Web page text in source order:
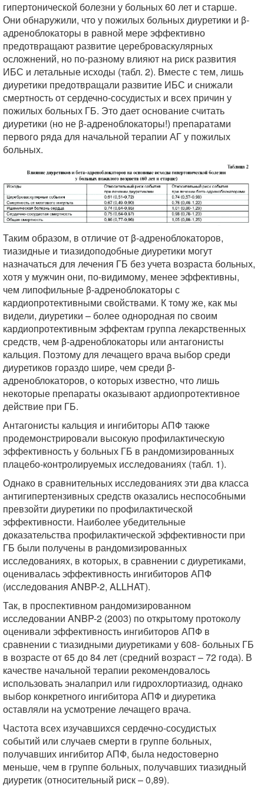
гипертонической болезни у больных 60 лет и старше.
Они обнаружили, что у пожилых больных диуретики и β-
адреноблокаторы в равной мере эффективно
предотвращают развитие цереброваскулярных
осложнений, но по-разному влияют на риск развития
ИБС и летальные исходы (табл. 2). Вместе с тем, лишь
диуретики предотвращали развитие ИБС и снижали
смертность от сердечно-сосудистых и всех причин у
пожилых больных ГБ. Это дает основание считать
диуретики (но не β-адреноблокаторы!) препаратами
первого ряда для начальной терапии АГ у пожилых
больных.
Таким образом, в отличие от β-адреноблокаторов,
тиазидные и тиазидоподобные диуретики могут
назначаться для лечения ГБ без учета возраста больных,
хотя у мужчин они, по-видимому, менее эффективны,
чем липофильные β-адреноблокаторы с
кардиопротективными свойствами. К тому же, как мы
видели, диуретики – более однородная по своим
кардиопротективным эффектам группа лекарственных
средств, чем β-адреноблокаторы или антагонисты
кальция. Поэтому для лечащего врача выбор среди
диуретиков гораздо шире, чем среди β-
адреноблокаторов, о которых известно, что лишь
некоторые препараты оказывают ардиопротективное
действие при ГБ.
Антагонисты кальция и ингибиторы АПФ также
продемонстрировали высокую профилактическую
эффективность у больных ГБ в рандомизированных
плацебо-контролируемых исследованиях (табл. 1).
Однако в сравнительных исследованиях эти два класса
антигипертензивных средств оказались неспособными
превзойти диуретики по профилактической
эффективности. Наиболее убедительные
доказательства профилактической эффективности при
ГБ были получены в рандомизированных
исследованиях, в которых, в сравнении с диуретиками,
оценивалась эффективность ингибиторов АПФ
(исследования ANBP-2, ALLHAT).
Так, в проспективном рандомизированном
исследовании ANBP-2 (2003) по открытому протоколу
оценивали эффективность ингибиторов АПФ в
сравнении с тиазидными диуретиками у 608- больных ГБ
в возрасте от 65 до 84 лет (средний возраст – 72 года). В
качестве начальной терапии рекомендовалось
использовать эналаприл или гидрохлортиазид, однако
выбор конкретного ингибитора АПФ и диуретика
оставляли на усмотрение лечащего врача.
Частота всех изучавшихся сердечно-сосудистых
событий или случаев смерти в группе больных,
получавших ингибитор АПФ, была недостоверно
меньше, чем в группе больных, получавших тиазидный
диуретик (относительный риск – 0,89).